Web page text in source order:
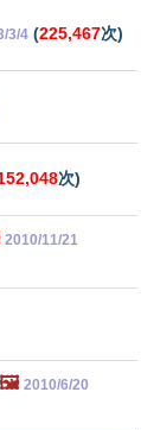
3/4 (225,467次)
次)
2010/11/21
🖼️ 2010/6/20